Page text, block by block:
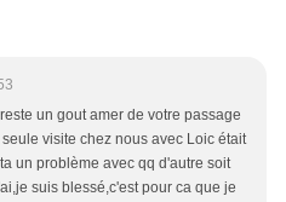
un gout amer de votre passage
visite chez nous avec Loic était
un problème avec qq d'autre soit
suis blessé,c'est pour ca que je